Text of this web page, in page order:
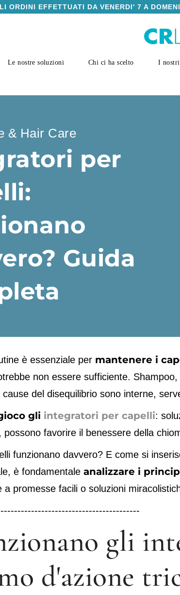
ORDINI EFFETTUATI DA VENERDI' 7 A
Le nostre soluzioni Chi ci ha scelto I
& Hair Care
per
Guida
è essenziale per mantenere i
non essere sufficiente.
cause del disequilibrio sono interne,
gli integratori per capelli:
possono favorire il benessere della
funzionano davvero? E come si
è fondamentale analizzare i
a promesse facili o soluzioni
gli
d'azione